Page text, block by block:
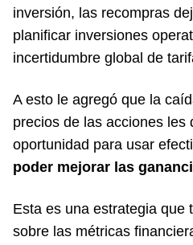
inversión, las recompras
planificar inversiones
incertidumbre global de
A esto le agregó que la
precios de las acciones les
oportunidad para usar
poder mejorar las
Esta es una estrategia que
sobre las métricas